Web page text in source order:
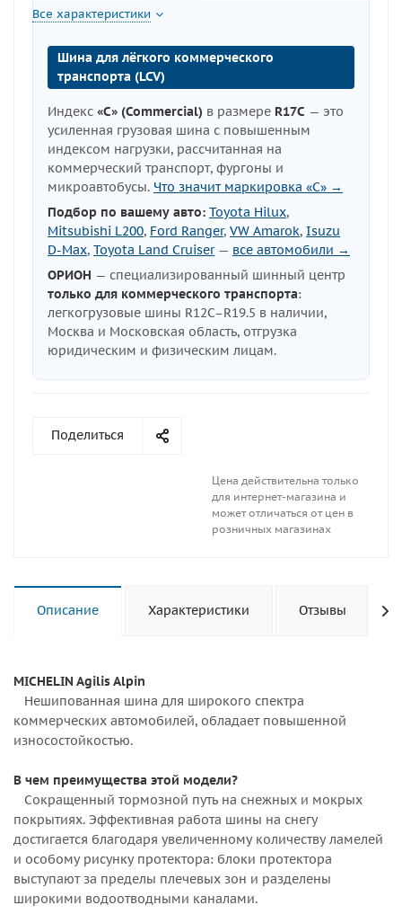
Все характеристики
Шина для лёгкого коммерческого
транспорта (LCV)
Индекс «C» (Commercial) в размере R17C — это
усиленная грузовая шина с повышенным
индексом нагрузки, рассчитанная на
коммерческий транспорт, фургоны и
микроавтобусы. Что значит маркировка «C» →
Подбор по вашему авто: Toyota Hilux,
Mitsubishi L200, Ford Ranger, VW Amarok, Isuzu
D-Max, Toyota Land Cruiser— все автомобили →
ОРИОН — специализированный шинный центр
только для коммерческого транспорта:
легкогрузовые шины R12C–R19.5 в наличии,
Москва и Московская область, отгрузка
юридическим и физическим лицам.
Поделиться
Цена действительна только
для интернет-магазина и
может отличаться от цен в
розничных магазинах
Описание Характеристики Отзывы
MICHELIN Agilis Alpin
Нешипованная шина для широкого спектра
коммерческих автомобилей, обладает повышенной
износостойкостью.
В чем преимущества этой модели?
Сокращенный тормозной путь на снежных и мокрых
покрытиях. Эффективная работа шины на снегу
достигается благодаря увеличенному количеству ламелей
и особому рисунку протектора: блоки протектора
выступают за пределы плечевых зон и разделены
широкими водоотводными каналами.